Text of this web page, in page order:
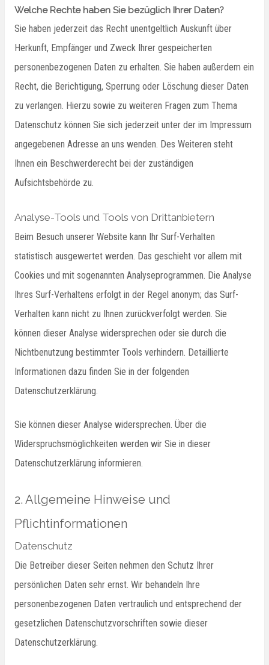
Welche Rechte haben Sie bezüglich Ihrer Daten?
Sie haben jederzeit das Recht unentgeltlich Auskunft über
Herkunft, Empfänger und Zweck Ihrer gespeicherten
personenbezogenen Daten zu erhalten. Sie haben außerdem ein
Recht, die Berichtigung, Sperrung oder Löschung dieser Daten
zu verlangen. Hierzu sowie zu weiteren Fragen zum Thema
Datenschutz können Sie sich jederzeit unter der im Impressum
angegebenen Adresse an uns wenden. Des Weiteren steht
Ihnen ein Beschwerderecht bei der zuständigen
Aufsichtsbehörde zu.
Analyse-Tools und Tools von Drittanbietern
Beim Besuch unserer Website kann Ihr Surf-Verhalten
statistisch ausgewertet werden. Das geschieht vor allem mit
Cookies und mit sogenannten Analyseprogrammen. Die Analyse
Ihres Surf-Verhaltens erfolgt in der Regel anonym; das Surf-
Verhalten kann nicht zu Ihnen zurückverfolgt werden. Sie
können dieser Analyse widersprechen oder sie durch die
Nichtbenutzung bestimmter Tools verhindern. Detaillierte
Informationen dazu finden Sie in der folgenden
Datenschutzerklärung.
Sie können dieser Analyse widersprechen. Über die
Widerspruchsmöglichkeiten werden wir Sie in dieser
Datenschutzerklärung informieren.
2. Allgemeine Hinweise und
Pflichtinformationen
Datenschutz
Die Betreiber dieser Seiten nehmen den Schutz Ihrer
persönlichen Daten sehr ernst. Wir behandeln Ihre
personenbezogenen Daten vertraulich und entsprechend der
gesetzlichen Datenschutzvorschriften sowie dieser
Datenschutzerklärung.